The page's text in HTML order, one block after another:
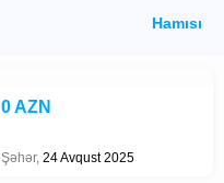
Hamısı
0 AZN
Şəhər, 24 Avqust 2025